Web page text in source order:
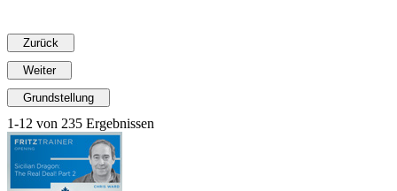
Zurück
Weiter
Grundstellung
1-12 von 235 Ergebnissen